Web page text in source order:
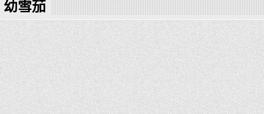
幼雪茄